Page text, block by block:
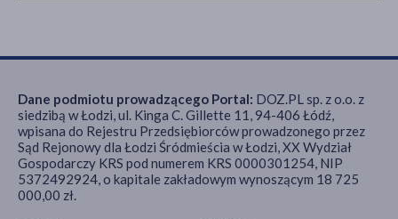
Dane podmiotu prowadzącego Portal: DOZ.PL sp. z o.o. z
siedzibą w Łodzi, ul. Kinga C. Gillette 11, 94-406 Łódź,
wpisana do Rejestru Przedsiębiorców prowadzonego przez
Sąd Rejonowy dla Łodzi Śródmieścia w Łodzi, XX Wydział
Gospodarczy KRS pod numerem KRS 0000301254, NIP
5372492924, o kapitale zakładowym wynoszącym 18 725
000,00 zł.